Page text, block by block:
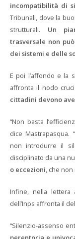
incompatibilità di
Tribunali, dove la
strutturali. Un
trasversale non
dei sistemi e delle
E poi l’affondo e la
affronta il nodo
cittadini devono
“Non basta
dice Mastrapasqua.
non introdurre il
disciplinato da una
o eccezioni, che non
Infine, nella lettera
dell’Inps affronta il
“Silenzio-assenso